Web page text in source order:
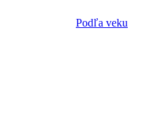
Podľa veku